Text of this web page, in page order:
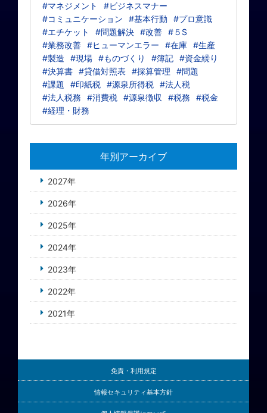
#マネジメント
#ビジネスマナー
#コミュニケーション
#基本行動
#プロ意識
#エチケット
#問題解決 #改善 #５S
#業務改善 #ヒューマンエラー #在庫 #生産
#製造
#現場 #ものづくり #簿記 #資金繰り
#決算書 #貸借対照表 #採算管理
#問題
#課題
#印紙税 #源泉所得税 #法人税
#法人税務
#消費税 #源泉徴収 #税務
#税金
#経理・財務
年別アーカイブ
2027年
2026年
2025年
2024年
2023年
2022年
2021年
免責・利用規定
情報セキュリティ基本方針